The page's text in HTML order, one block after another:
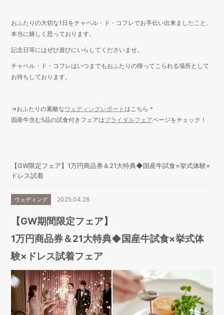
おふたりの大切な1日をチャペル・ド・コフレでお手伝い出来ましたこと、
本当に嬉しく思っております。
記念日等にはぜひ遊びにいらしてくださいませ。
チャペル・ド・コフレはいつまでもおふたりの帰ってこられる場所として
お待ちしております。
→おふたりの素敵なウェディングレポート はこちら＊
国産牛含む5品の試食付きフェアはブライダルフェアページをチェック！
【GW限定フェア】1万円商品券＆21大特典◆国産牛試食×挙式体験×
ドレス試着
ウェディング 2025.04.28
【GW期間限定フェア】
1万円商品券＆21大特典◆国産牛試食×挙式体
験×ドレス試着フェア